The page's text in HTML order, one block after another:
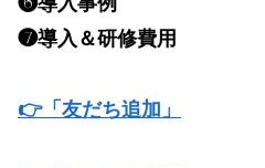
❼導入＆研修費用
👉「友だち追加」